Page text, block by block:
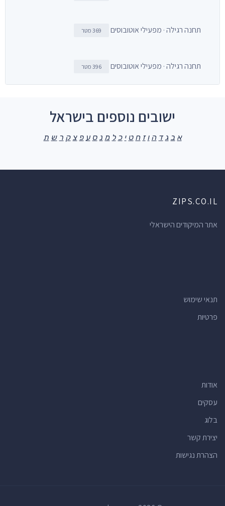
תחנה רגילה · מפעילי אוטובוסים 369 מטר
תחנה רגילה · מפעילי אוטובוסים 396 מטר
ישובים נוספים בישראל
א ב ג ד ה ו ז ח ט י כ ל מ נ ס ע פ צ ק ר ש ת
ZIPS.CO.IL
אתר המיקודים הישראלי
תנאי שימוש
פרטיות
אודות
עסקים
בלוג
יצירת קשר
הצהרת נגישות